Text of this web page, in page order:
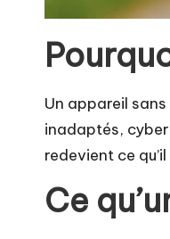
Un appareil
inadaptés,
redevient ce
Ce